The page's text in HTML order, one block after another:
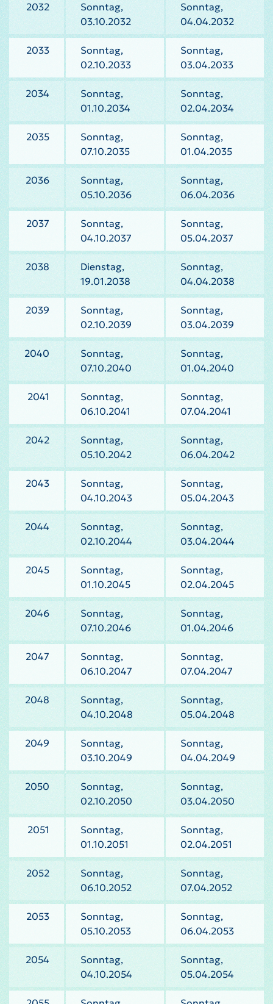
2032
Sonntag,
03.10.2032
Sonntag,
04.04.2032
2033
Sonntag,
02.10.2033
Sonntag,
03.04.2033
2034
Sonntag,
01.10.2034
Sonntag,
02.04.2034
2035
Sonntag,
07.10.2035
Sonntag,
01.04.2035
2036
Sonntag,
05.10.2036
Sonntag,
06.04.2036
2037
Sonntag,
04.10.2037
Sonntag,
05.04.2037
2038
Dienstag,
19.01.2038
Sonntag,
04.04.2038
2039
Sonntag,
02.10.2039
Sonntag,
03.04.2039
2040
Sonntag,
07.10.2040
Sonntag,
01.04.2040
2041
Sonntag,
06.10.2041
Sonntag,
07.04.2041
2042
Sonntag,
05.10.2042
Sonntag,
06.04.2042
2043
Sonntag,
04.10.2043
Sonntag,
05.04.2043
2044
Sonntag,
02.10.2044
Sonntag,
03.04.2044
2045
Sonntag,
01.10.2045
Sonntag,
02.04.2045
2046
Sonntag,
07.10.2046
Sonntag,
01.04.2046
2047
Sonntag,
06.10.2047
Sonntag,
07.04.2047
2048
Sonntag,
04.10.2048
Sonntag,
05.04.2048
2049
Sonntag,
03.10.2049
Sonntag,
04.04.2049
2050
Sonntag,
02.10.2050
Sonntag,
03.04.2050
2051
Sonntag,
01.10.2051
Sonntag,
02.04.2051
2052
Sonntag,
06.10.2052
Sonntag,
07.04.2052
2053
Sonntag,
05.10.2053
Sonntag,
06.04.2053
2054
Sonntag,
04.10.2054
Sonntag,
05.04.2054